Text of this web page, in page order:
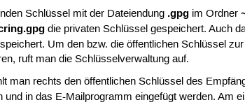
Schlüssel mit der Dateiendung .gpg im Ordner
die privaten Schlüssel gespeichert. Auch
Um den bzw. die öffentlichen Schlüssel
ruft man die Schlüsselverwaltung auf.
rechts den öffentlichen Schlüssel des
in das E-Mailprogramm eingefügt werden. Am